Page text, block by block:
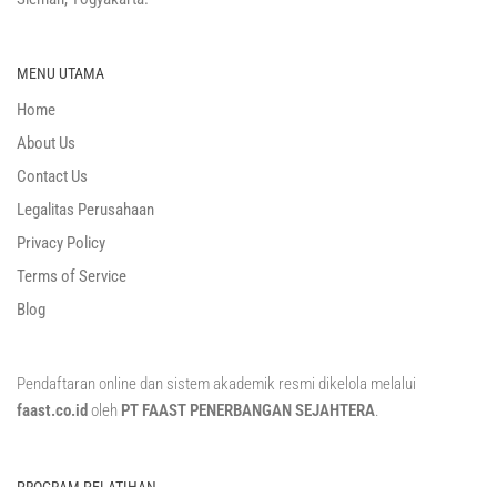
MENU UTAMA
Home
About Us
Contact Us
Legalitas Perusahaan
Privacy Policy
Terms of Service
Blog
Pendaftaran online dan sistem akademik resmi dikelola melalui
faast.co.id oleh PT FAAST PENERBANGAN SEJAHTERA.